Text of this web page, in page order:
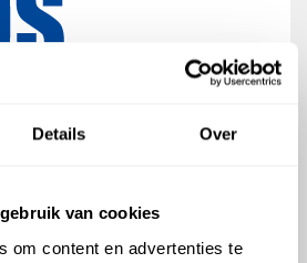
Details Over
van cookies
om content en advertenties te